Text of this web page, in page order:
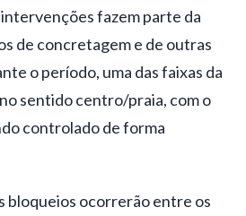
intervenções fazem parte da
de concretagem e de outras
o período, uma das faixas da
sentido centro/praia, com o
controlado de forma
bloqueios ocorrerão entre os